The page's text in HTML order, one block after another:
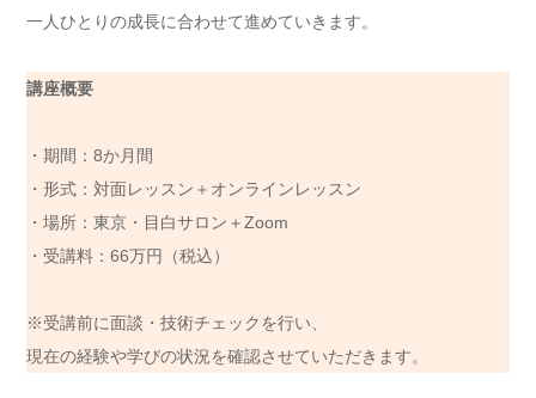
一人ひとりの成長に合わせて進めていきます。
講座概要
・期間：8か月間
・形式：対面レッスン＋オンラインレッスン
・場所：東京・目白サロン＋Zoom
・受講料：66万円（税込）
※受講前に面談・技術チェックを行い、
現在の経験や学びの状況を確認させていただきます。